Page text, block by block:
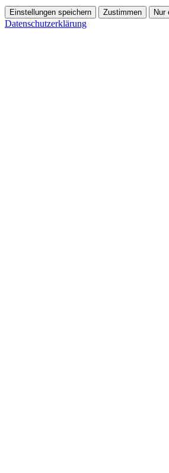
Einstellungen speichern Zustimmen Nur
Datenschutzerklärung